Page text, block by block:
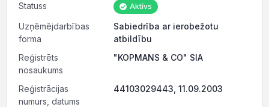
Statuss Aktīvs
Uzņēmējdarbības
forma
Sabiedrība ar ierobežotu
atbildību
Reģistrēts
nosaukums
"KOPMANS & CO" SIA
Reģistrācijas
numurs, datums
44103029443, 11.09.2003